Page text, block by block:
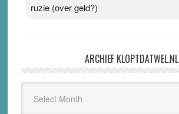
ruzie (over geld?)
ARCHIEF KLOPTDATWEL.NL
Kloptdatwel.nl